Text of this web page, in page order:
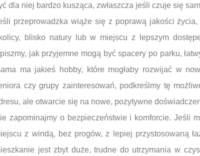
dla niej bardzo kusząca, zwłaszcza jeśli czuje się
przeprowadzka wiąże się z poprawą jakości
blisko natury lub w miejscu z lepszym
jak przyjemne mogą być spacery po parku,
ma jakieś hobby, które mogłaby rozwijać w
czy grupy zainteresowań, podkreślmy tę
ale otwarcie się na nowe, pozytywne
zapominajmy o bezpieczeństwie i komforcie. Jeśli
z windą, bez progów, z lepiej przystosowaną
jest zbyt duże, trudne do utrzymania w